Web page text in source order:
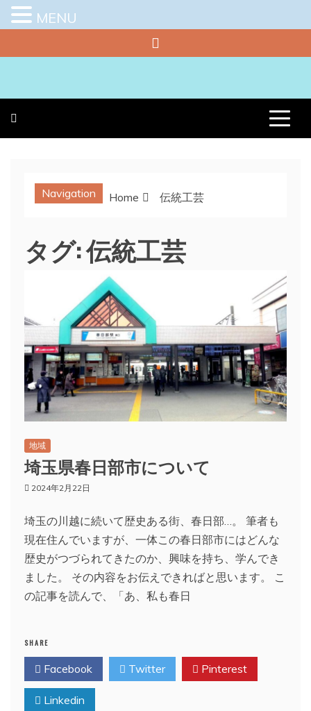
to
Navigation Home 伝統工芸
タグ:伝統工芸
地域
埼玉県春日部市について
2024年2月22日
埼玉の川越に続いて歴史ある街、春日部…。 筆者も
現在住んでいますが、一体この春日部市にはどんな
歴史がつづられてきたのか、興味を持ち、学んでき
ました。 その内容をお伝えできればと思います。 こ
の記事を読んで、「あ、私も春日
SHARE
Facebook Twitter Pinterest
Linkedin
MENU